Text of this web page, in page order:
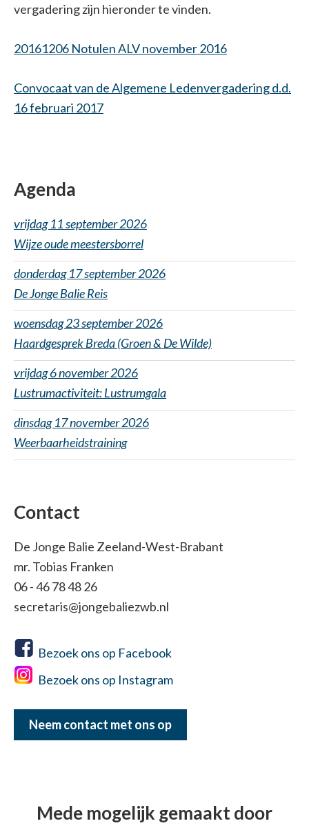
vergadering zijn hieronder te vinden.
20161206 Notulen ALV november 2016
Convocaat van de Algemene Ledenvergadering d.d.
16 februari 2017
Agenda
vrijdag 11 september 2026
Wijze oude meestersborrel
donderdag 17 september 2026
De Jonge Balie Reis
woensdag 23 september 2026
Haardgesprek Breda (Groen & De Wilde)
vrijdag 6 november 2026
Lustrumactiviteit: Lustrumgala
dinsdag 17 november 2026
Weerbaarheidstraining
Contact
De Jonge Balie Zeeland-West-Brabant
mr. Tobias Franken
06 - 46 78 48 26
secretaris@jongebaliezwb.nl
Bezoek ons op Facebook
Bezoek ons op Instagram
Neem contact met ons op
Mede mogelijk gemaakt door